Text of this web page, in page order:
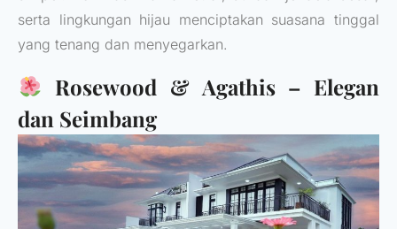
serta lingkungan hijau menciptakan suasana tinggal
yang tenang dan menyegarkan.
Rosewood & Agathis – Elegan
dan Seimbang